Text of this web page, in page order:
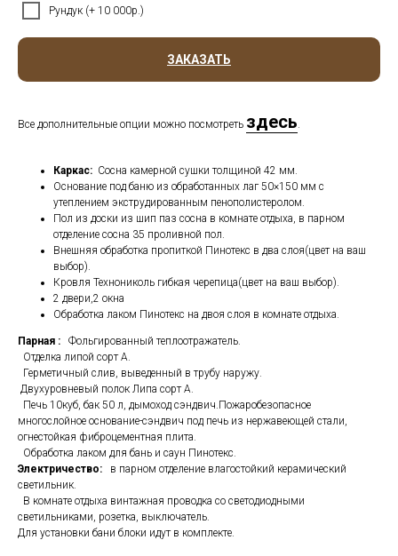
Рундук (+ 10 000р.)
ЗАКАЗАТЬ
Все дополнительные опции можно посмотреть здесь.
Каркас: Сосна камерной сушки толщиной 42 мм.
Основание под баню из обработанных лаг 50×150 мм с
утеплением экструдированным пенополистеролом.
Пол из доски из шип паз сосна в комнате отдыха, в парном
отделение сосна 35 проливной пол.
Внешняя обработка пропиткой Пинотекс в два слоя(цвет на ваш
выбор).
Кровля Технониколь гибкая черепица(цвет на ваш выбор).
2 двери,2 окна
Обработка лаком Пинотекс на двоя слоя в комнате отдыха.
Парная :
Фольгированный теплоотражатель.
Отделка липой сорт А.
Герметичный слив, выведенный в трубу наружу.
Двухуровневый полок Липа сорт А.
Печь 10куб, бак 50 л, дымоход сэндвич.Пожаробезопасное
многослойное основание-сэндвич под печь из нержавеющей стали,
огнестойкая фиброцементная плита.
Обработка лаком для бань и саун Пинотекс.
Электричество:
в парном отделение влагостойкий керамический
светильник.
В комнате отдыха винтажная проводка со светодиодными
светильниками, розетка, выключатель.
Для установки бани блоки идут в комплекте.